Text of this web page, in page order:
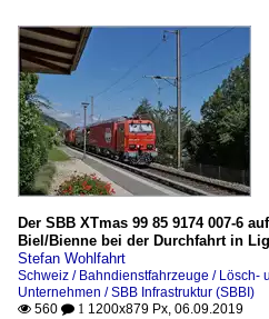
Der SBB XTmas 99 85 9174 007-6
Biel/Bienne bei der Durchfahrt in
Stefan Wohlfahrt
Schweiz / Bahndienstfahrzeuge / Lösch-
Unternehmen / SBB Infrastruktur (SBBI)
 560  1 1200x879 Px, 06.09.2019